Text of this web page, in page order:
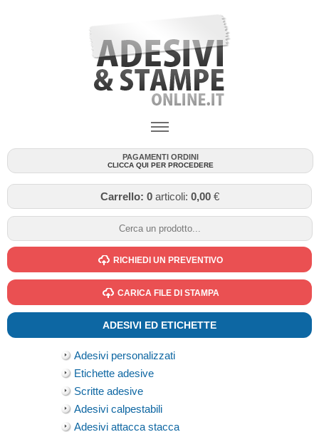
PAGAMENTI ORDINI
CLICCA QUI PER PROCEDERE
Carrello: 0articoli: 0,00€
RICHIEDI UN PREVENTIVO
CARICA FILE DI STAMPA
ADESIVI ED ETICHETTE
Adesivi personalizzati
Etichette adesive
Scritte adesive
Adesivi calpestabili
Adesivi attacca stacca